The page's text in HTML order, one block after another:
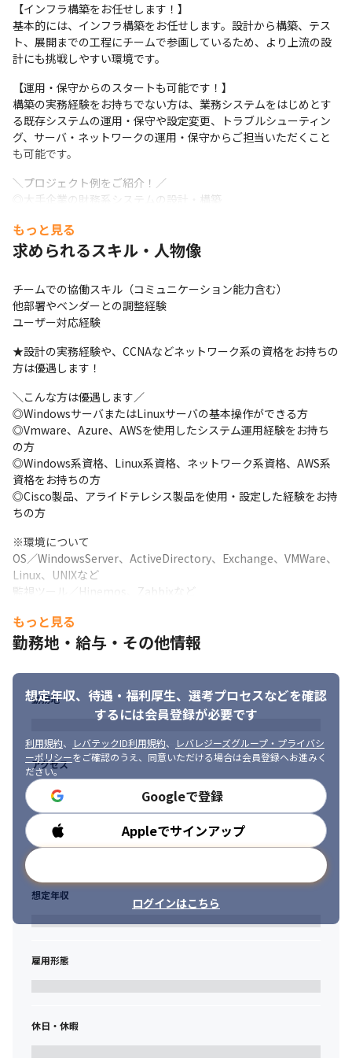
【インフラ構築をお任せします！】
基本的には、インフラ構築をお任せします。設計から構築、テス
ト、展開までの工程にチームで参画しているため、より上流の設
計にも挑戦しやすい環境です。
【運用・保守からのスタートも可能です！】
構築の実務経験をお持ちでない方は、業務システムをはじめとす
る既存システムの運用・保守や設定変更、トラブルシューティン
グ、サーバ・ネットワークの運用・保守からご担当いただくこと
も可能です。
＼プロジェクト例をご紹介！／
◎大手企業の財務系システムの設計・構築
＼スキルに合ったプロジェクトに配属します！／
プロジェクトには、あなたのスキルや希望を考慮して配属。「運
めたい…」といった希望も考慮します！現場には必ず上長がいる
ため、困ったことがあればいつでも相談可能。半年に1回は上長面
談を実施しているので、キャリアについて話し合う機会もありま
す！
＼生活の基盤を支える仕事ができます！／
携わるのは、地方自治体の運営に欠かせないシステムであり、生
活基盤を支えるもの。プロジェクトを全うすることで、社会貢献
につながります！
もっと見る
求められるスキル・人物像
チームでの協働スキル（コミュニケーション能力含む）
他部署やベンダーとの調整経験
ユーザー対応経験
★設計の実務経験や、CCNAなどネットワーク系の資格をお持ちの
方は優遇します！
＼こんな方は優遇します／
◎WindowsサーバまたはLinuxサーバの基本操作ができる方
◎Vmware、Azure、AWSを使用したシステム運用経験をお持ち
の方
◎Windows系資格、Linux系資格、ネットワーク系資格、AWS系
資格をお持ちの方
◎Cisco製品、アライドテレシス製品を使用・設定した経験をお持
ちの方
※環境について
OS／WindowsServer、ActiveDirectory、Exchange、VMWare、
Linux、UNIXなど
監視ツール／Hinemos、Zabbixなど
■求める人物像
主体的に行動できる方
新しいことにチャレンジできる方
もっと見る
勤務地・給与・その他情報
想定年収、待遇・福利厚生、 選考プロセスなどを確認
するには会員登録が必要です
利用規約、 レバテックID利用規約、
レバレジーズグループ・プライバシ
ーポリシーをご確認のうえ、同意いただける場合は会員登録へお進みく
ださい。
Googleで登録
Appleでサインアップ
ログインはこちら
勤務地
アクセス
勤務時間
想定年収
雇用形態
休日・休暇